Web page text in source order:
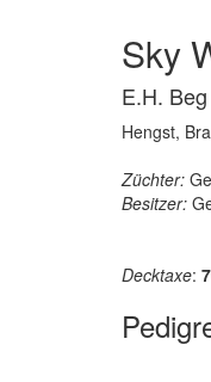
Sky
E.H.
Hengst,
Züchter:
Besitzer:
Decktaxe: